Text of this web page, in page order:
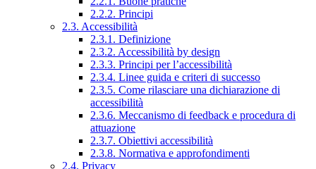
2.2.2. Principi
2.3. Accessibilità
2.3.1. Definizione
2.3.2. Accessibilità by design
2.3.3. Principi per l’accessibilità
2.3.4. Linee guida e criteri di successo
2.3.5. Come rilasciare una dichiarazione di
accessibilità
2.3.6. Meccanismo di feedback e procedura di
attuazione
2.3.7. Obiettivi accessibilità
2.3.8. Normativa e approfondimenti
2.4. Privacy